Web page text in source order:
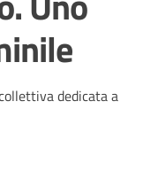
dedicata a